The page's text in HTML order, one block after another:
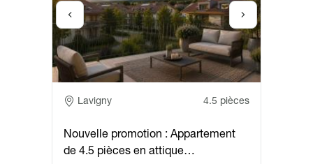
Adresse
Lavigny 4.5 pièces
Nouvelle promotion : Appartement
de 4.5 pièces en attique…